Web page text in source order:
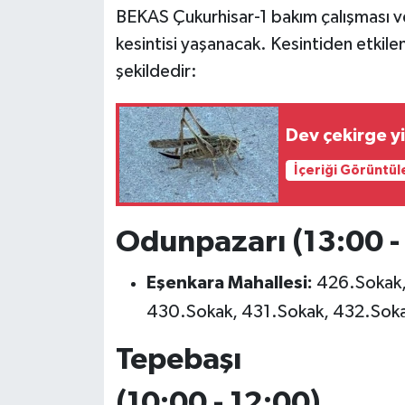
BEKAS Çukurhisar-1 bakım
kesintisi yaşanacak. Kesintiden
şekildedir:
Dev çekirge
İçeriği
Odunpazarı (13:00
Eşenkara Mahallesi:
430.Sokak, 431.Sokak,
Tepebaşı